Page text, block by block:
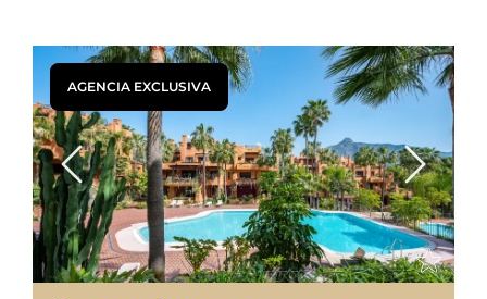
Previous Next
AGENCIA EXCLUSIVA